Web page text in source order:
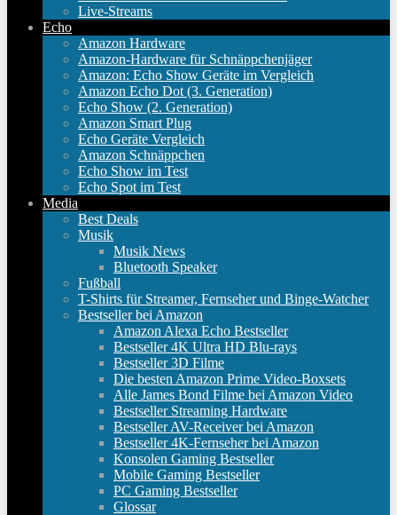
Live-Streams
Echo
Amazon Hardware
Amazon-Hardware für Schnäppchenjäger
Amazon: Echo Show Geräte im Vergleich
Amazon Echo Dot (3. Generation)
Echo Show (2. Generation)
Amazon Smart Plug
Echo Geräte Vergleich
Amazon Schnäppchen
Echo Show im Test
Echo Spot im Test
Media
Best Deals
Musik
Musik News
Bluetooth Speaker
Fußball
T-Shirts für Streamer, Fernseher und Binge-Watcher
Bestseller bei Amazon
Amazon Alexa Echo Bestseller
Bestseller 4K Ultra HD Blu-rays
Bestseller 3D Filme
Die besten Amazon Prime Video-Boxsets
Alle James Bond Filme bei Amazon Video
Bestseller Streaming Hardware
Bestseller AV-Receiver bei Amazon
Bestseller 4K-Fernseher bei Amazon
Konsolen Gaming Bestseller
Mobile Gaming Bestseller
PC Gaming Bestseller
Glossar